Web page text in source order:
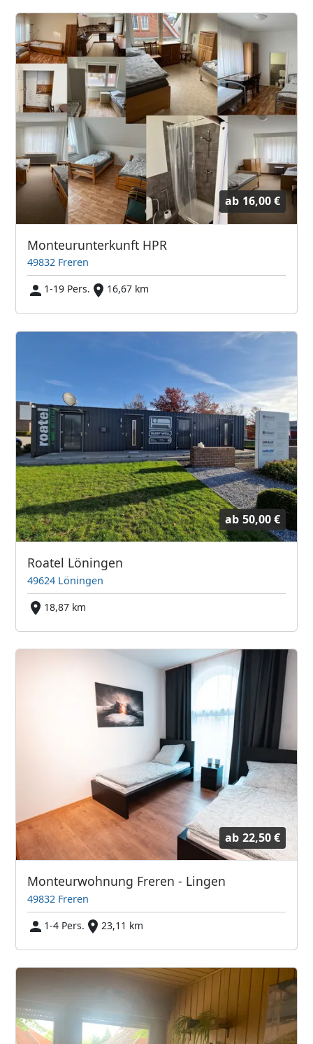
ab 16,00 €
Monteurunterkunft HPR
49832 Freren
1-19 Pers.
16,67 km
ab 50,00 €
Roatel Löningen
49624 Löningen
18,87 km
ab 22,50 €
Monteurwohnung Freren - Lingen
49832 Freren
1-4 Pers.
23,11 km